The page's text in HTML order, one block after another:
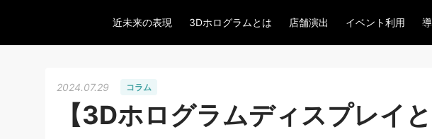
近未来の表現 3Dホログラムとは 店舗演出 イベント利用
2024.07.29 コラム
【3Dホログラムディスプレイ